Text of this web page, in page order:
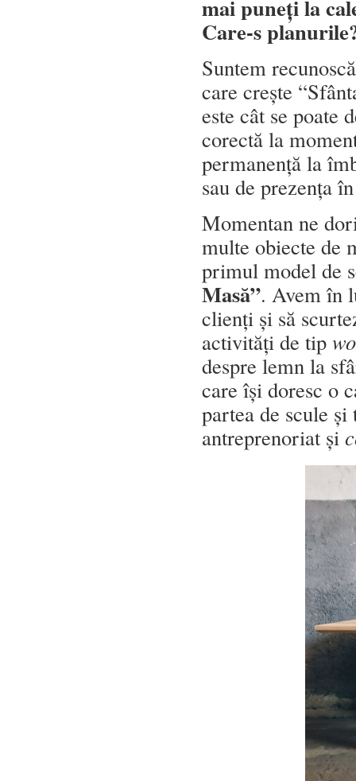
mai puneți la
Care-s
Suntem
care crește
este cât se poate
corectă la
permanență la
sau de prezența
Momentan ne
multe obiecte de
primul model de
Masă”. Avem în
clienți și să
activități de tip
despre lemn la
care își doresc o
partea de scule
antreprenoriat și